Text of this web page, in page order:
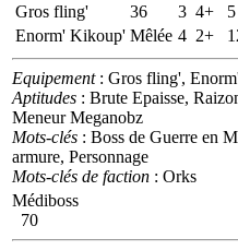
Gros fling'
36 3 4+ 5
Enorm' Kikoup' Mêlée 4 2+
Equipement: Gros fling',
Aptitudes : Brute Epaisse,
Meneur Meganobz
Mots-clés : Boss de Guerre en
armure, Personnage
Mots-clés de faction : Orks
Médiboss
70